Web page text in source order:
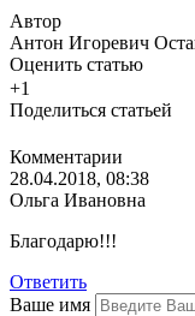
Автор
Антон Игоревич
Оценить статью
+1
Поделиться статьей
Комментарии
28.04.2018, 08:38
Ольга Ивановна
Благодарю!!!
Ответить
Ваше имя